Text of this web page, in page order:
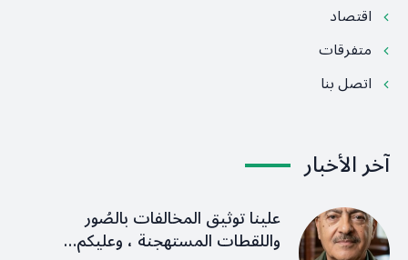
اقتصاد
متفرقات
اتصل بنا
آخر الأخبار
علينا توثيق المخالفات بالصُور
واللقطات المستهجنة ، وعليكم…